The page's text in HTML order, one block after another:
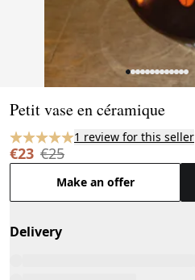
Petit vase en céramique
1 review for this seller
€23 €25
Make an offer
Delivery